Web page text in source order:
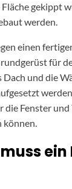
gekippt
werden.
einen
für
Dach und die
Fenster und
können.